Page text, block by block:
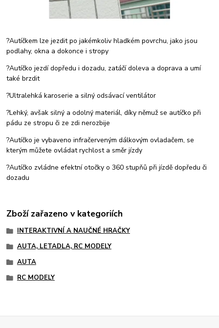
?Autíčkem lze jezdit po jakémkoliv hladkém povrchu, jako jsou
podlahy, okna a dokonce i stropy
?Autíčko jezdí dopředu i dozadu, zatáčí doleva a doprava a umí
také brzdit
?Ultralehká karoserie a silný odsávací ventilátor
?Lehký, avšak silný a odolný materiál, díky němuž se autíčko při
pádu ze stropu či ze zdi nerozbije
?Autíčko je vybaveno infračerveným dálkovým ovladačem, se
kterým můžete ovládat rychlost a směr jízdy
?Autíčko zvládne efektní otočky o 360 stupňů při jízdě dopředu či
dozadu
Zboží zařazeno v kategoriích
INTERAKTIVNÍ A NAUČNÉ HRAČKY
AUTA, LETADLA, RC MODELY
AUTA
RC MODELY